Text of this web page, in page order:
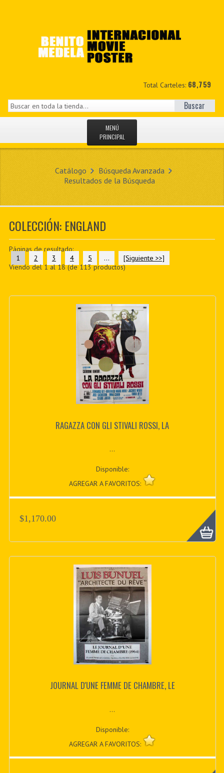
Total Carteles: 68,759
Buscar
MENÚ
PRINCIPAL
NOVEDADES
PDF BOOKS
CUSTOM PDF
Catálogo
Búsqueda Avanzada
Resultados de la Búsqueda
COLECCIÓN: ENGLAND
Páginas de resultado:
1
2 3 4 5 ...
[Siguiente >>]
Viendo del1al18(de113productos)
RAGAZZA CON GLI STIVALI ROSSI, LA
...
Disponible:
AGREGAR A FAVORITOS:
$1,170.00
JOURNAL D'UNE FEMME DE CHAMBRE, LE
...
Disponible:
AGREGAR A FAVORITOS: